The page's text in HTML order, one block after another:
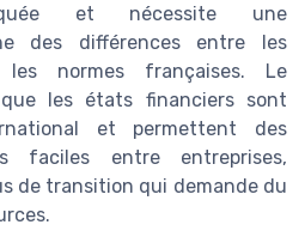
et nécessite une
des différences entre les
normes françaises. Le
que les états financiers sont
et permettent des
faciles entre entreprises,
de transition qui demande du